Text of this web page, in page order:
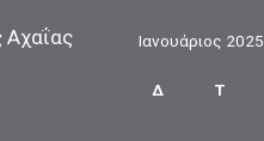
Αχαΐας
Ιανουάριος 2025
Δ Τ